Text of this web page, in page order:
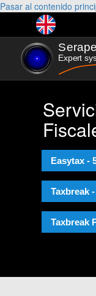
Pasar al contenido
Easytax -
Taxbreak
Taxbreak